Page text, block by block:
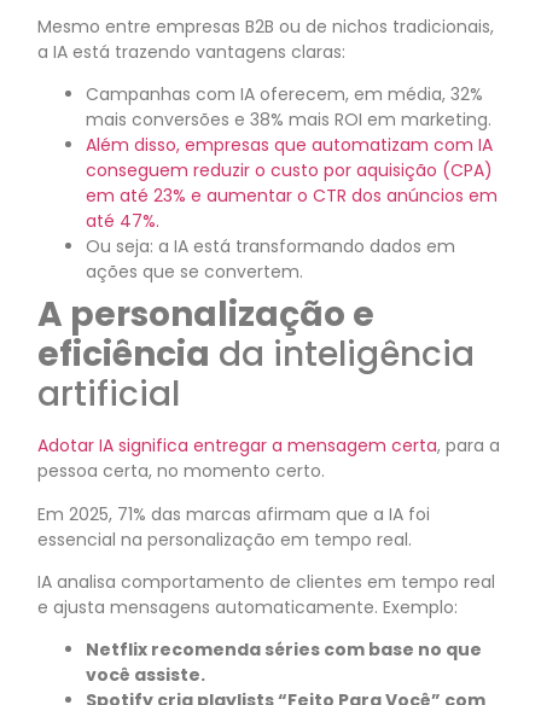
Mesmo entre empresas B2B ou de nichos tradicionais,
a IA está trazendo vantagens claras:
Campanhas com IA oferecem, em média, 32%
mais conversões e 38% mais ROI em marketing.
Além disso, empresas que automatizam com IA
conseguem reduzir o custo por aquisição (CPA)
em até 23% e aumentar o CTR dos anúncios em
até 47%.
Ou seja: a IA está transformando dados em
ações que se convertem.
A personalização e
eficiência da inteligência
artificial
Adotar IA significa entregar a mensagem certa, para a
pessoa certa, no momento certo.
Em 2025, 71% das marcas afirmam que a IA foi
essencial na personalização em tempo real.
IA analisa comportamento de clientes em tempo real
e ajusta mensagens automaticamente. Exemplo:
Netflix recomenda séries com base no que
você assiste.